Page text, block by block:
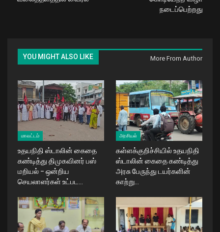
நடைப்பெற்றது
YOU MIGHT ALSO LIKE More From Author
மாவட்டம்
உதயநிதி ஸ்டாலின் கைதை
கண்டித்து திமுகவினர் பஸ்
மறியல் – ஒன்றிய
செயலாளர்கள் உட்பட…
அரசியல்
கள்ளக்குறிச்சியில் உதயநிதி
ஸ்டாலின் கைதை கண்டித்து
அரசு பேருந்து டயர்களின்
காற்று…